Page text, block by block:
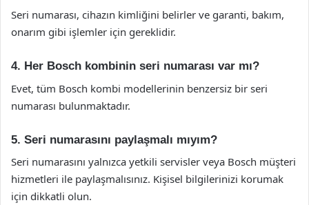
Seri numarası, cihazın kimliğini belirler ve garanti, bakım,
onarım gibi işlemler için gereklidir.
4. Her Bosch kombinin seri numarası var mı?
Evet, tüm Bosch kombi modellerinin benzersiz bir seri
numarası bulunmaktadır.
5. Seri numarasını paylaşmalı mıyım?
Seri numarasını yalnızca yetkili servisler veya Bosch müşteri
hizmetleri ile paylaşmalısınız. Kişisel bilgilerinizi korumak
için dikkatli olun.